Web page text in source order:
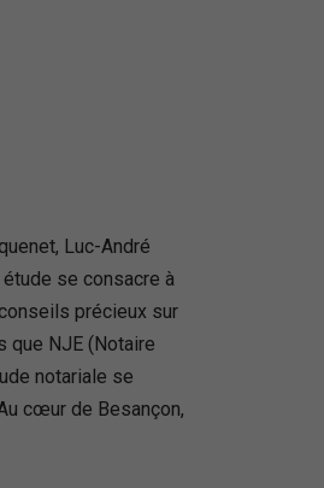
Luc-André
se consacre à
précieux sur
NJE (Notaire
notariale se
cœur de Besançon,